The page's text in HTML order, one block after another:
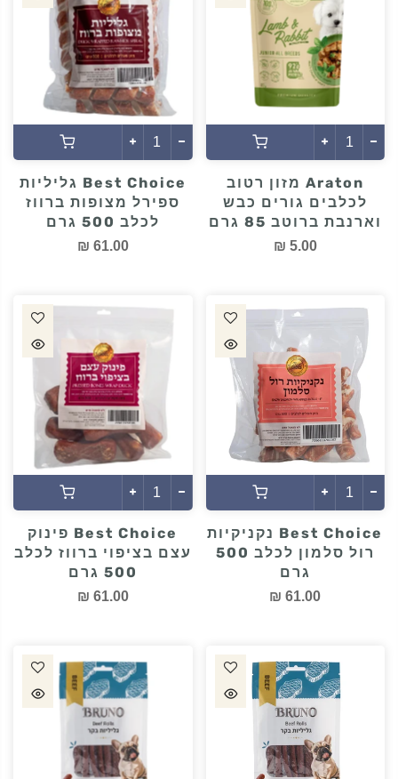
Araton מזון רטוב
לכלבים גורים כבש
וארנבת ברוטב 85 גרם
5.00 ₪
Best Choice גליליות
ספירל מצופות ברווז
לכלב 500 גרם
61.00 ₪
Best Choice נקניקיות
רול סלמון לכלב 500
גרם
61.00 ₪
Best Choice פינוק
עצם בציפוי ברווז לכלב
500 גרם
61.00 ₪